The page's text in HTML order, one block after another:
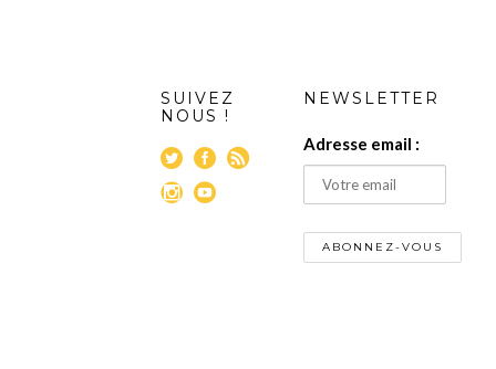
SUIVEZ
NOUS !
NEWSLETTER
Adresse email :